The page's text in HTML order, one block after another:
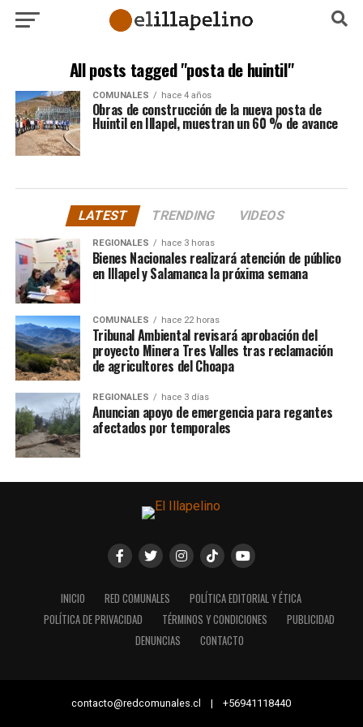
All posts tagged "posta de huintil"
COMUNALES hace 4 años
Obras de construcción de la nueva posta de
Huintil en Illapel, muestran un 60 % de avance
LATEST TRENDING VIDEOS
REGIONALES hace 3 horas
Bienes Nacionales realizará atención de público
en Illapel y Salamanca la próxima semana
COMUNALES hace 22 horas
Tribunal Ambiental revisará aprobación del
proyecto Minera Tres Valles tras reclamación
de agricultores del Choapa
REGIONALES hace 3 días
Anuncian apoyo de emergencia para regantes
afectados por temporales
INICIO RED COMUNALES
POLÍTICA EDITORIAL Y ÉTICA
POLÍTICA DE PRIVACIDAD
TÉRMINOS Y CONDICIONES
PUBLICIDAD
DENUNCIAS
CONTACTO
contacto@redcomunales.cl | +56941118440